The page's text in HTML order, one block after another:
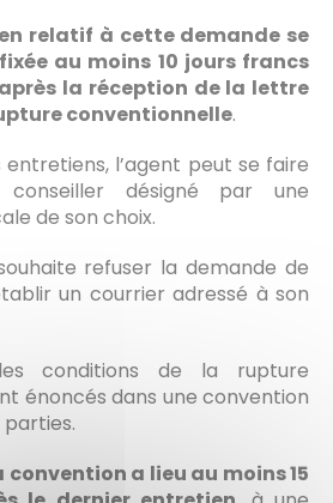
relatif à cette demande se
au moins 10 jours francs
la réception de la lettre
conventionnelle.
entretiens, l’agent peut se faire
désigné par une
de son choix.
refuser la demande de
un courrier adressé à son
conditions de la rupture
énoncés dans une convention
parties.
a lieu au moins 15